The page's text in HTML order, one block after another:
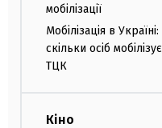
мобілізації
Мобілізація в Україні:
скільки осіб мобілізує
ТЦК
Кіно